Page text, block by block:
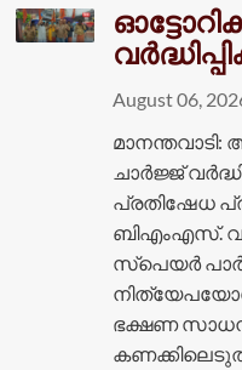
August 06,
മാനന്തവാടി:
ചാർജ്ജ്
പ്രതിഷേധ
ബിഎംഎസ്.
സ്പെയർ
ഭക്ഷണ